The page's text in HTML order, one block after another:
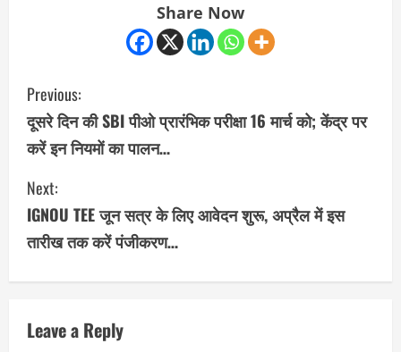
Share Now
C
o
n
t
i
n
Previous:
दूसरे दिन की SBI पीओ प्रारंभिक परीक्षा 16 मार्च को; केंद्र पर
करें इन नियमों का पालन…
Next:
IGNOU TEE जून सत्र के लिए आवेदन शुरू, अप्रैल में इस
तारीख तक करें पंजीकरण…
Leave a Reply